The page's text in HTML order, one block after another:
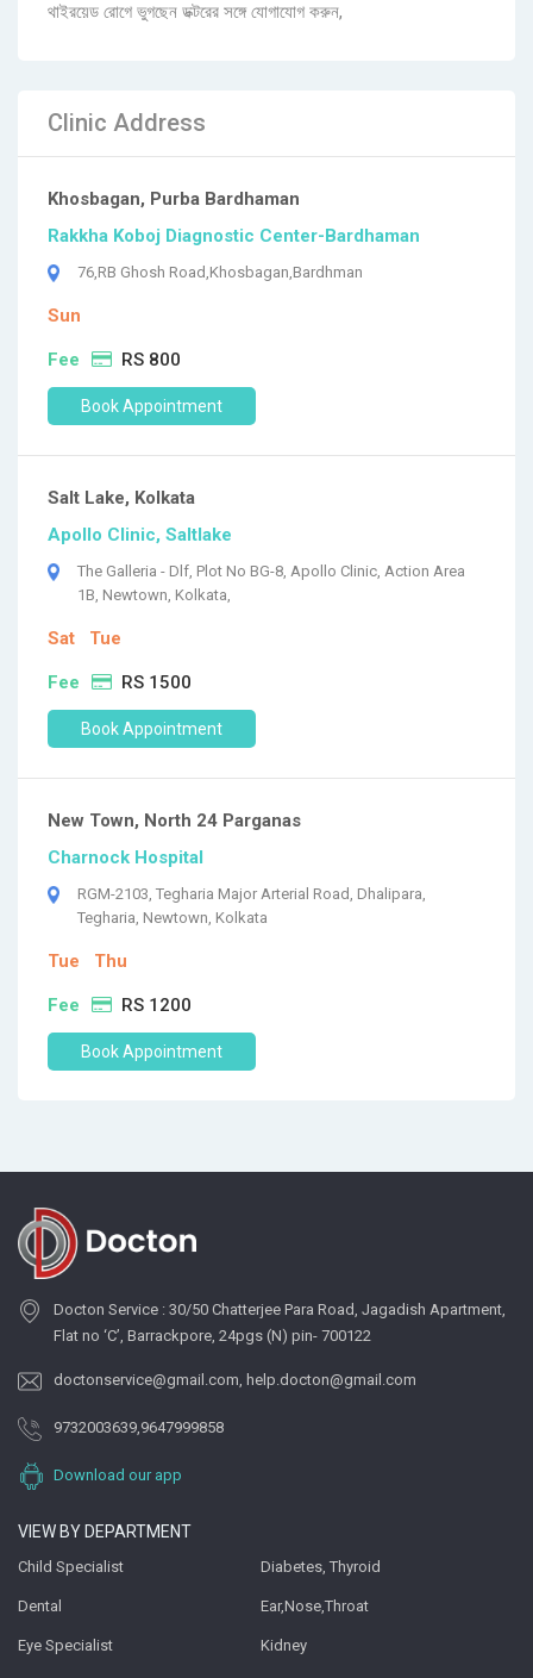
থাইরয়েড রোগে ভুগছেন ডক্টরের সঙ্গে যোগাযোগ করুন,
Clinic Address
Khosbagan, Purba Bardhaman
Rakkha Koboj Diagnostic Center-Bardhaman
76,RB Ghosh Road,Khosbagan,Bardhman
Sun
Fee RS 800
Book Appointment
Salt Lake, Kolkata
Apollo Clinic, Saltlake
The Galleria - Dlf, Plot No BG-8, Apollo Clinic, Action Area
1B, Newtown, Kolkata,
Sat Tue
Fee RS 1500
Book Appointment
New Town, North 24 Parganas
Charnock Hospital
RGM-2103, Tegharia Major Arterial Road, Dhalipara,
Tegharia, Newtown, Kolkata
Tue Thu
Fee RS 1200
Book Appointment
Docton Service : 30/50 Chatterjee Para Road, Jagadish Apartment,
Flat no ‘C’, Barrackpore, 24pgs (N) pin- 700122
doctonservice@gmail.com, help.docton@gmail.com
9732003639,9647999858
Download our app
VIEW BY DEPARTMENT
Child Specialist Diabetes, Thyroid
Dental Ear,Nose,Throat
Eye Specialist Kidney